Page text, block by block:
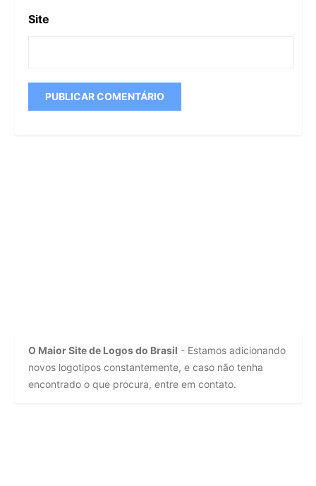
Site
O Maior Site de Logos do Brasil - Estamos adicionando
novos logotipos constantemente, e caso não tenha
encontrado o que procura, entre em contato.